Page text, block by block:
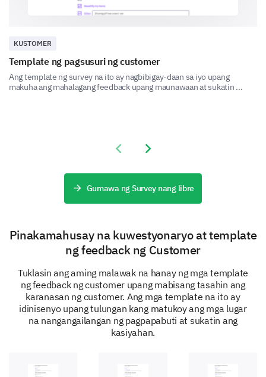
More About Your Needs
your needs. Please share a bit more about what
you’re looking for.
Which of our services/products do you use
Service B
Please enter your comment here:
KUSTOMER
Template ng pagsusuri ng customer
Ang template ng survey na ito ay nagbibigay-daan sa iyo upang
makuha ang mahalagang feedback upang maunawaan at sukatin ...
Previous slide
Next slide
Gumawa ng Survey nang libre
Pinakamahusay na kuwestyonaryo at template
ng feedback ng Customer
Tuklasin ang aming malawak na hanay ng mga template
ng feedback ng customer upang mabisang tasahin ang
karanasan ng customer. Ang mga template na ito ay
idinisenyo upang tulungan kang matukoy ang mga lugar
na nangangailangan ng pagpapabuti at sukatin ang
kasiyahan.